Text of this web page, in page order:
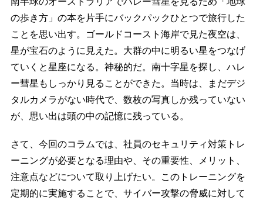
の歩き方」の本を片手にバックパックひとつで旅行した
ことを思い出す。ゴールドコースト海岸で見た夜空は、
星が宝石のように見えた。大群の中に明るい星をつなげ
ていくと星座になる。神秘的だ。南十字星を探し、ハレ
ー彗星もしっかり見ることができた。当時は、まだデジ
タルカメラがない時代で、数枚の写真しか残っていない
が、思い出は頭の中の記憶に残っている。
さて、今回のコラムでは、社員のセキュリティ対策トレ
ーニングが必要となる理由や、その重要性、メリット、
注意点などについて取り上げたい。このトレーニングを
定期的に実施することで、サイバー攻撃の脅威に対して